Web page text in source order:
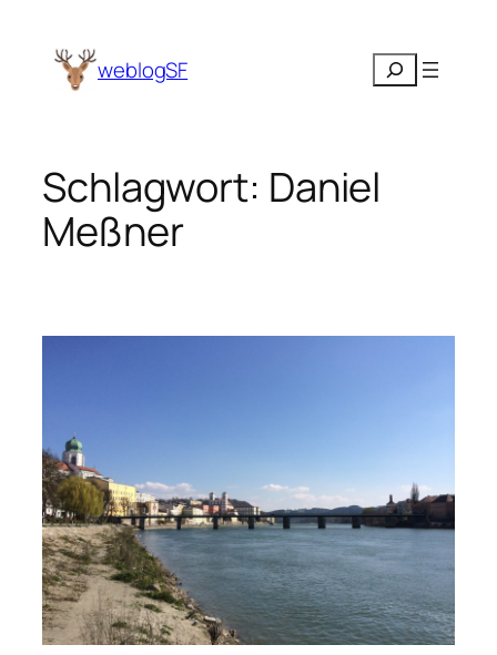
Inhalt
springen weblogSF Suchen
Schlagwort: Daniel
Meßner